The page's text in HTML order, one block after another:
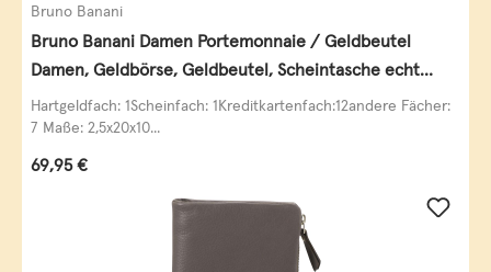
Bruno Banani
Bruno Banani Damen Portemonnaie / Geldbeutel
Damen, Geldbörse, Geldbeutel, Scheintasche echt
Leder
Hartgeldfach: 1Scheinfach: 1Kreditkartenfach:12andere Fächer:
7 Maße: 2,5x20x10...
Regulärer Preis:
69,95 €